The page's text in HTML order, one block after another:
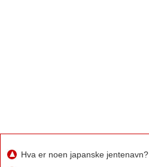
Hva er noen japanske jentenavn?